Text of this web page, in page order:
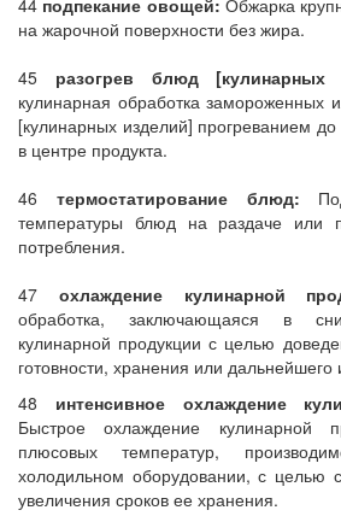
44 подпекание овощей: Обжарка
на жарочной поверхности без жира.
45 разогрев блюд [кулинарных
кулинарная обработка замороженных
[кулинарных изделий] прогреванием
в центре продукта.
46 термостатирование блюд:
температуры блюд на раздаче или
потребления.
47 охлаждение кулинарной
обработка, заключающаяся в
кулинарной продукции с целью
готовности, хранения или дальнейшего
48 интенсивное охлаждение
Быстрое охлаждение кулинарной
плюсовых температур,
холодильном оборудовании, с целью
увеличения сроков ее хранения.